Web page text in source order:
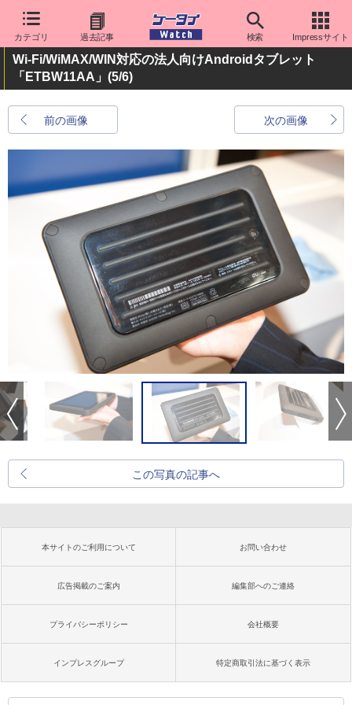
カテゴリ 過去記事 検索 Impressサイト
Wi-Fi/WiMAX/WIN対応の法人向けAndroidタブレット
「ETBW11AA」 (5/6)
前の画像 次の画像
この写真の記事へ
本サイトのご利用について お問い合わせ
広告掲載のご案内 編集部へのご連絡
プライバシーポリシー 会社概要
インプレスグループ 特定商取引法に基づく表示